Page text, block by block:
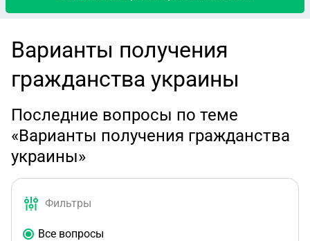
Варианты получения
гражданства украины
Последние вопросы по теме
«Варианты получения гражданства
украины»
Фильтры
Все вопросы